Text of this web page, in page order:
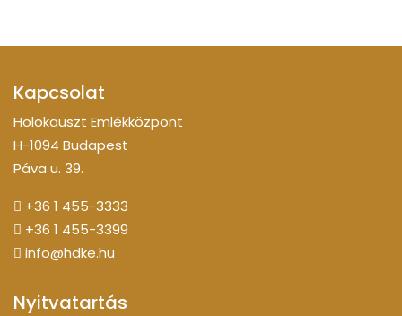
Kapcsolat
Holokauszt Emlékközpont
H-1094 Budapest
Páva u. 39.
+36 1 455-3333
+36 1 455-3399
info@hdke.hu
Nyitvatartás